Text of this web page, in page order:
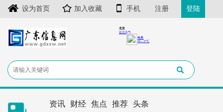
设为首页 加入收藏 手机 注册 登陆
资讯 财经 焦点 推荐
头条